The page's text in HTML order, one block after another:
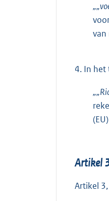
van
4. In het
Artikel
Artikel